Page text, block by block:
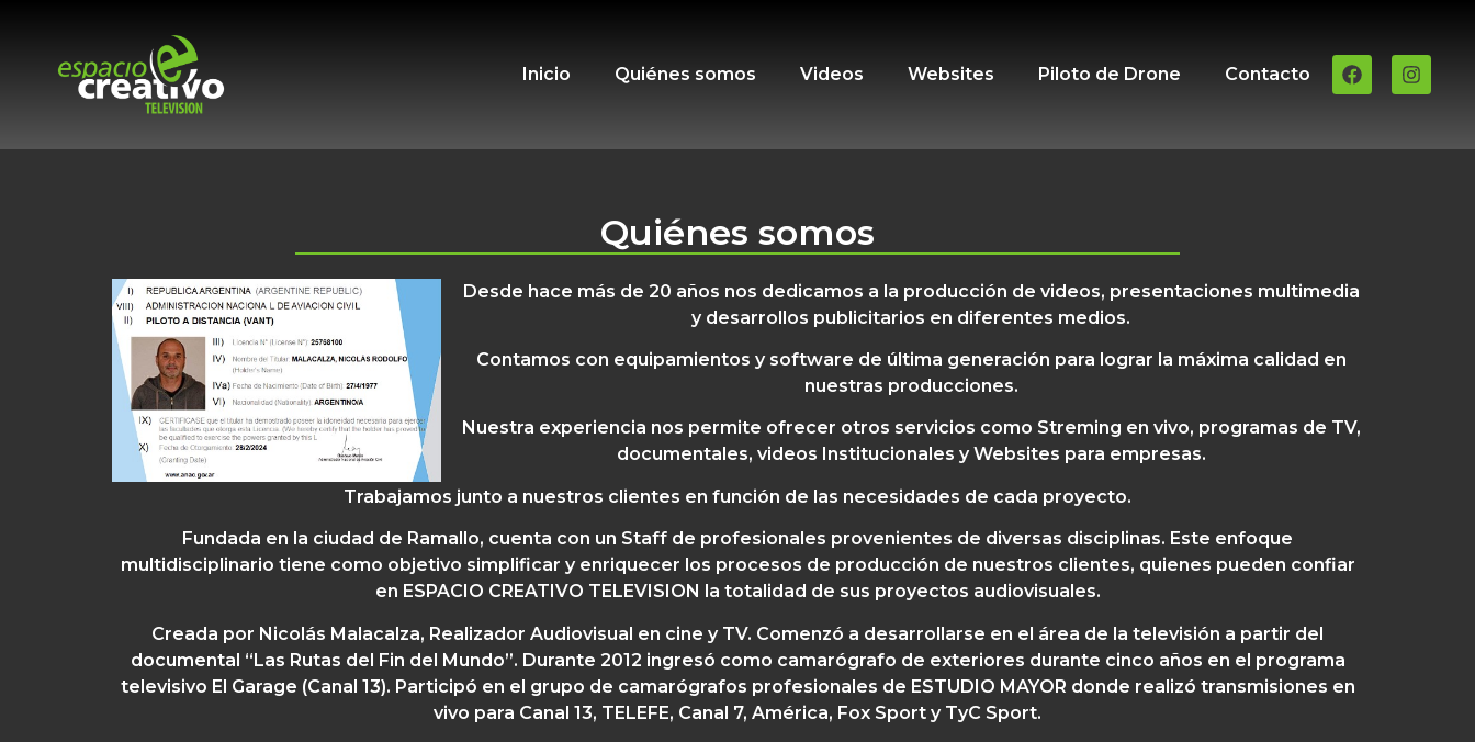
Inicio Quiénes somos Videos Websites Piloto de Drone Contacto
Quiénes somos
Desde hace más de 20 años nos dedicamos a la producción de videos, presentaciones multimedia
y desarrollos publicitarios en diferentes medios.
Contamos con equipamientos y software de última generación para lograr la máxima calidad en
nuestras producciones.
Nuestra experiencia nos permite ofrecer otros servicios como Streming en vivo, programas de TV,
documentales, videos Institucionales y Websites para empresas.
Trabajamos junto a nuestros clientes en función de las necesidades de cada proyecto.
Fundada en la ciudad de Ramallo, cuenta con un Staff de profesionales provenientes de diversas disciplinas. Este enfoque
multidisciplinario tiene como objetivo simplificar y enriquecer los procesos de producción de nuestros clientes, quienes pueden confiar
en ESPACIO CREATIVO TELEVISION la totalidad de sus proyectos audiovisuales.
Creada por Nicolás Malacalza, Realizador Audiovisual en cine y TV. Comenzó a desarrollarse en el área de la televisión a partir del
documental “Las Rutas del Fin del Mundo”. Durante 2012 ingresó como camarógrafo de exteriores durante cinco años en el programa
televisivo El Garage (Canal 13). Participó en el grupo de camarógrafos profesionales de ESTUDIO MAYOR donde realizó transmisiones en
vivo para Canal 13, TELEFE, Canal 7, América, Fox Sport y TyC Sport.